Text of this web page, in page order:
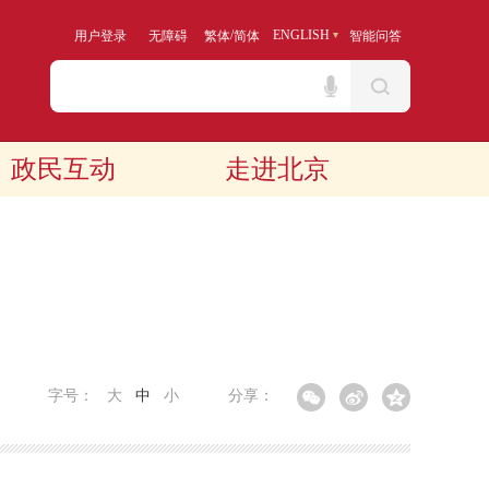
用户登录 无障碍 繁体/简体 ENGLISH 智能问答
政民互动 走进北京
分享：
字号： 大 中 小